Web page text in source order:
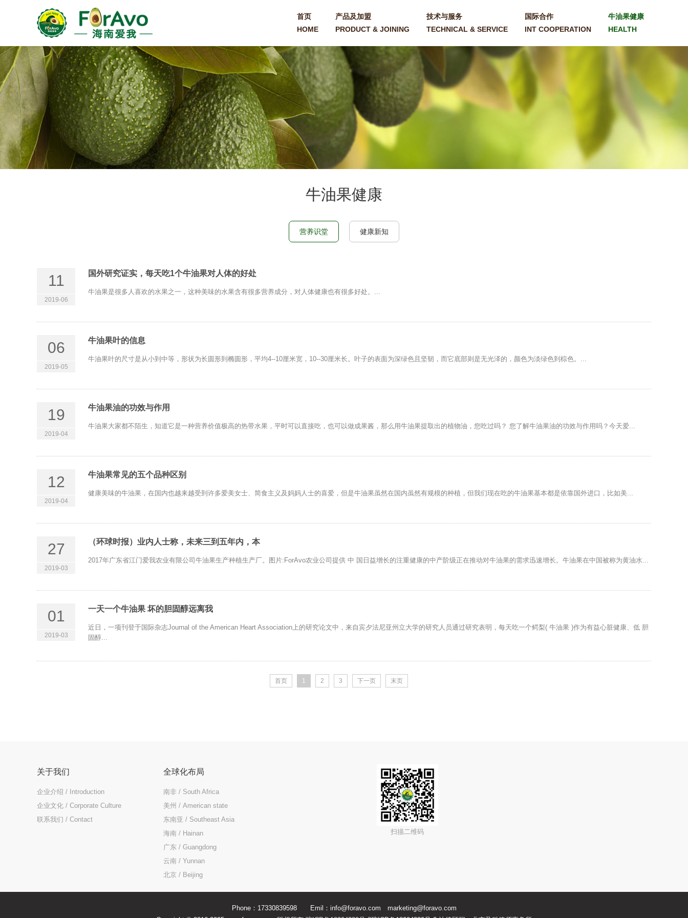
首页
HOME
产品及加盟
PRODUCT & JOINING
技术与服务
TECHNICAL & SERVICE
国际合作
INT COOPERATION
牛油果健康
HEALTH
牛油果健康
营养识堂 健康新知
11
2019-06
国外研究证实，每天吃1个牛油果对人体的好处
牛油果是很多人喜欢的水果之一，这种美味的水果含有很多营养成分，对人体健康也有很多好处。...
06
2019-05
牛油果叶的信息
牛油果叶的尺寸是从小到中等，形状为长圆形到椭圆形，平均4--10厘米宽，10--30厘米长。叶子的表面为深绿色且坚韧，而它底部则是无光泽的，颜色为淡绿色到棕色。...
19
2019-04
牛油果油的功效与作用
牛油果大家都不陌生，知道它是一种营养价值极高的热带水果，平时可以直接吃，也可以做成果酱，那么用牛油果提取出的植物油，您吃过吗？ 您了解牛油果油的功效与作用吗？今天爱...
12
2019-04
牛油果常见的五个品种区别
健康美味的牛油果，在国内也越来越受到许多爱美女士、简食主义及妈妈人士的喜爱，但是牛油果虽然在国内虽然有规模的种植，但我们现在吃的牛油果基本都是依靠国外进口，比如美...
27
2019-03
（环球时报）业内人士称，未来三到五年内，本
2017年广东省江门爱我农业有限公司牛油果生产种植生产厂。图片:ForAvo农业公司提供 中 国日益增长的注重健康的中产阶级正在推动对牛油果的需求迅速增长。牛油果在中国被称为黄油水...
01
2019-03
一天一个牛油果 坏的胆固醇远离我
近日，一项刊登于国际杂志Journal of the American Heart Association上的研究论文中，来自宾夕法尼亚州立大学的研究人员通过研究表明，每天吃一个鳄梨( 牛油果 )作为有益心脏健康、低 胆
固醇...
首页 1 2 3 下一页 末页
关于我们
企业介绍 / Introduction
企业文化 / Corporate Culture
联系我们 / Contact
全球化布局
南非 / South Africa
美州 / American state
东南亚 / Southeast Asia
海南 / Hainan
广东 / Guangdong
云南 / Yunnan
北京 / Beijing
扫描二维码
Phone：17330839598 Emil：info@foravo.com marketing@foravo.com